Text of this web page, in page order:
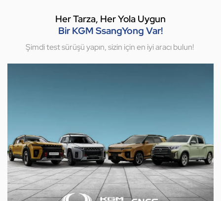
Her Tarza, Her Yola Uygun
Bir KGM SsangYong Var!
Şimdi test sürüşü yapın, sizin için en iyi aracı bulun!